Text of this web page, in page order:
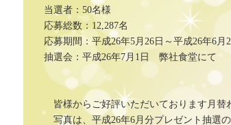
当選者：50名様
応募総数：12,287名
応募期間：平成26年5月26日～平成26年6月
抽選会：平成26年7月1日 弊社食堂にて
皆様からご好評いただいております月替
写真は、平成26年6月分プレゼント抽選の